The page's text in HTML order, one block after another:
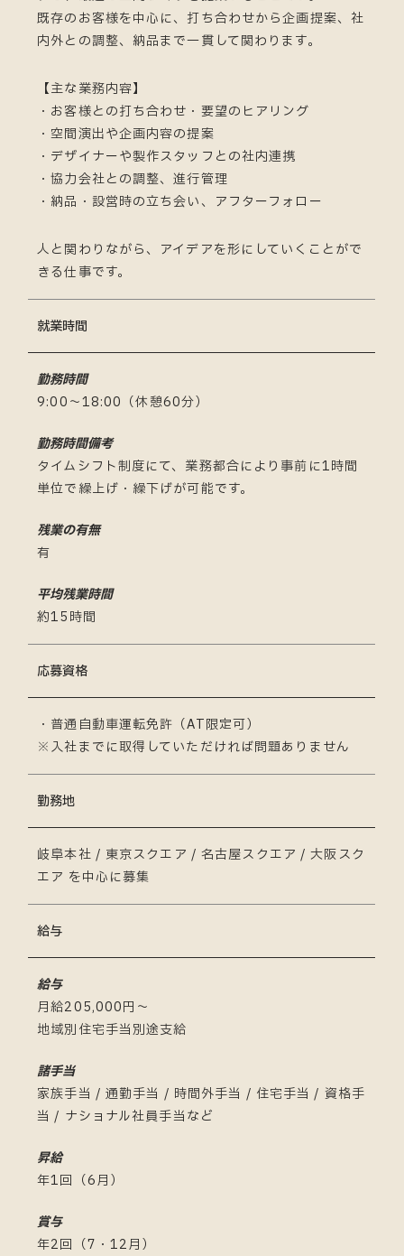
既存のお客様を中心に、打ち合わせから企画提案、社
内外との調整、納品まで一貫して関わります。
【主な業務内容】
・お客様との打ち合わせ・要望のヒアリング
・空間演出や企画内容の提案
・デザイナーや製作スタッフとの社内連携
・協力会社との調整、進行管理
・納品・設営時の立ち会い、アフターフォロー
人と関わりながら、アイデアを形にしていくことがで
きる仕事です。
就業時間
勤務時間
9:00～18:00（休憩60分）
勤務時間備考
タイムシフト制度にて、業務都合により事前に1時間
単位で繰上げ・繰下げが可能です。
残業の有無
有
平均残業時間
約15時間
応募資格
・普通自動車運転免許（AT限定可）
※入社までに取得していただければ問題ありません
勤務地
岐阜本社 / 東京スクエア / 名古屋スクエア / 大阪スク
エア を中心に募集
給与
給与
月給205,000円〜
地域別住宅手当別途支給
諸手当
家族手当 / 通勤手当 / 時間外手当 / 住宅手当 / 資格手
当 / ナショナル社員手当など
昇給
年1回（6月）
賞与
年2回（7・12月）